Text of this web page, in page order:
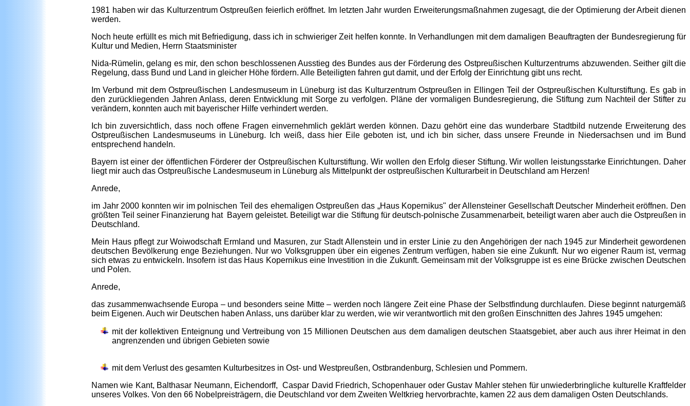
1981 haben wir das Kulturzentrum Ostpreußen feierlich eröffnet. Im letzten Jahr wurden Erweiterungsmaßnahmen zugesagt, die der Optimierung der Arbeit dienen
werden.
Noch heute erfüllt es mich mit Befriedigung, dass ich in schwieriger Zeit helfen konnte. In Verhandlungen mit dem damaligen Beauftragten der Bundesregierung für
Kultur und Medien, Herrn Staatsminister
Nida-Rümelin, gelang es mir, den schon beschlossenen Ausstieg des Bundes aus der Förderung des Ostpreußischen Kulturzentrums abzuwenden. Seither gilt die
Regelung, dass Bund und Land in gleicher Höhe fördern. Alle Beteiligten fahren gut damit, und der Erfolg der Einrichtung gibt uns recht.
Im Verbund mit dem Ostpreußischen Landesmuseum in Lüneburg ist das Kulturzentrum Ostpreußen in Ellingen Teil der Ostpreußischen Kulturstiftung. Es gab in
den zurückliegenden Jahren Anlass, deren Entwicklung mit Sorge zu verfolgen. Pläne der vormaligen Bundesregierung, die Stiftung zum Nachteil der Stifter zu
verändern, konnten auch mit bayerischer Hilfe verhindert werden.
Ich bin zuversichtlich, dass noch offene Fragen einvernehmlich geklärt werden können. Dazu gehört eine das wunderbare Stadtbild nutzende Erweiterung des
Ostpreußischen Landesmuseums in Lüneburg. Ich weiß, dass hier Eile geboten ist, und ich bin sicher, dass unsere Freunde in Niedersachsen und im Bund
entsprechend handeln.
Bayern ist einer der öffentlichen Förderer der Ostpreußischen Kulturstiftung. Wir wollen den Erfolg dieser Stiftung. Wir wollen leistungsstarke Einrichtungen. Daher
liegt mir auch das Ostpreußische Landesmuseum in Lüneburg als Mittelpunkt der ostpreußischen Kulturarbeit in Deutschland am Herzen!
Anrede,
im Jahr 2000 konnten wir im polnischen Teil des ehemaligen Ostpreußen das „Haus Kopernikus" der Allensteiner Gesellschaft Deutscher Minderheit eröffnen. Den
größten Teil seiner Finanzierung hat Bayern geleistet. Beteiligt war die Stiftung für deutsch-polnische Zusammenarbeit, beteiligt waren aber auch die Ostpreußen in
Deutschland.
Mein Haus pflegt zur Woiwodschaft Ermland und Masuren, zur Stadt Allenstein und in erster Linie zu den Angehörigen der nach 1945 zur Minderheit gewordenen
deutschen Bevölkerung enge Beziehungen. Nur wo Volksgruppen über ein eigenes Zentrum verfügen, haben sie eine Zukunft. Nur wo eigener Raum ist, vermag
sich etwas zu entwickeln. Insofern ist das Haus Kopernikus eine Investition in die Zukunft. Gemeinsam mit der Volksgruppe ist es eine Brücke zwischen Deutschen
und Polen.
Anrede,
das zusammenwachsende Europa – und besonders seine Mitte – werden noch längere Zeit eine Phase der Selbstfindung durchlaufen. Diese beginnt naturgemäß
beim Eigenen. Auch wir Deutschen haben Anlass, uns darüber klar zu werden, wie wir verantwortlich mit den großen Einschnitten des Jahres 1945 umgehen:
mit der kollektiven Enteignung und Vertreibung von 15 Millionen Deutschen aus dem damaligen deutschen Staatsgebiet, aber auch aus ihrer Heimat in den
angrenzenden und übrigen Gebieten sowie
mit dem Verlust des gesamten Kulturbesitzes in Ost- und Westpreußen, Ostbrandenburg, Schlesien und Pommern.
Namen wie Kant, Balthasar Neumann, Eichendorff, Caspar David Friedrich, Schopenhauer oder Gustav Mahler stehen für unwiederbringliche kulturelle Kraftfelder
unseres Volkes. Von den 66 Nobelpreisträgern, die Deutschland vor dem Zweiten Weltkrieg hervorbrachte, kamen 22 aus dem damaligen Osten Deutschlands.